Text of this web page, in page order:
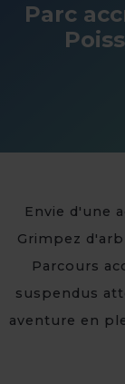
Parc
Envie d'une
Grimpez
Parcours
suspendus
aventure en